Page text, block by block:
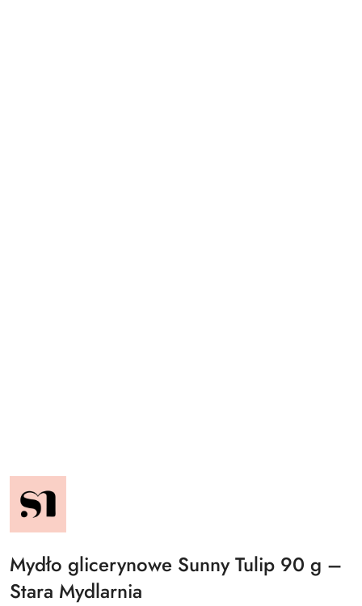
NAZWA
PRODUCENTA:
STARA
MYDLARNIA
Mydło glicerynowe Sunny Tulip 90 g –
Stara Mydlarnia